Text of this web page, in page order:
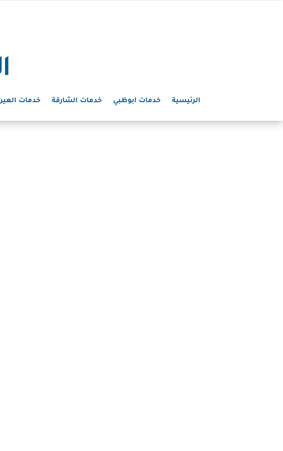
الرئيسية خدمات ابوظبي خدمات الشارقة خدمات